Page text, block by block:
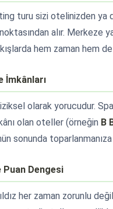
turu sizi otelinizden ya
alır. Merkeze
hem zaman hem de
İmkânları
olarak yorucudur.
olan oteller (örneğin B
sonunda toparlanmanıza
Puan Dengesi
her zaman zorunlu